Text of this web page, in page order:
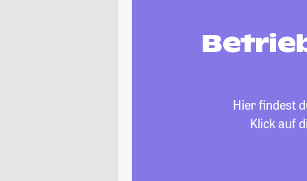
Hier findest
Klick auf